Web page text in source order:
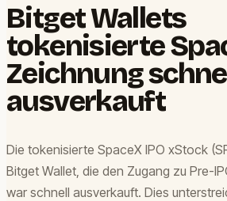
Bitget Wallets
tokenisierte
Zeichnung
ausverkauft
Die tokenisierte SpaceX IPO xStock
Bitget Wallet, die den Zugang zu Pre-
war schnell ausverkauft. Dies